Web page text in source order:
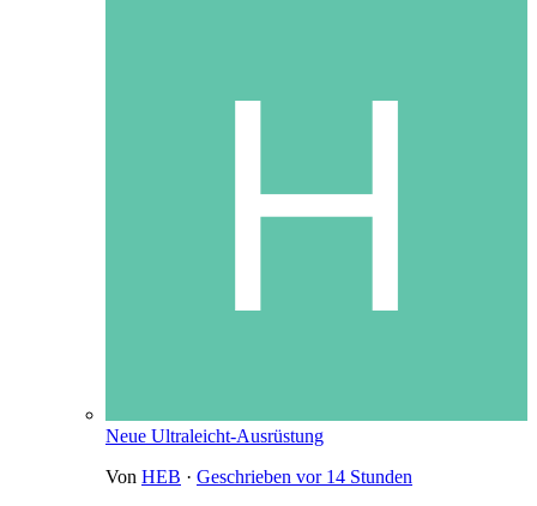
Neue Ultraleicht-Ausrüstung
Von HEB · Geschrieben vor 14 Stunden